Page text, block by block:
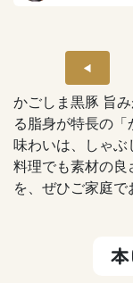
かごしま黒豚 旨
る脂身が特長の
味わいは、しゃぶ
料理でも素材の良
を、ぜひご家庭で